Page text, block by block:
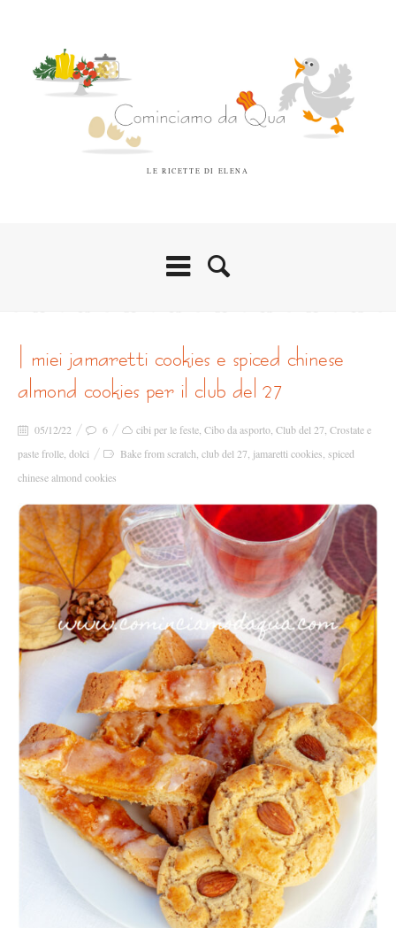
LE RICETTE DI ELENA
i miei jamaretti cookies e spiced chinese
almond cookies per il club del 27
05/12/22 6 cibi per le feste Cibo da asporto Club del 27 Crostate e
paste frolle dolci Bake from scratch club del 27 jamaretti cookies spiced
chinese almond cookies